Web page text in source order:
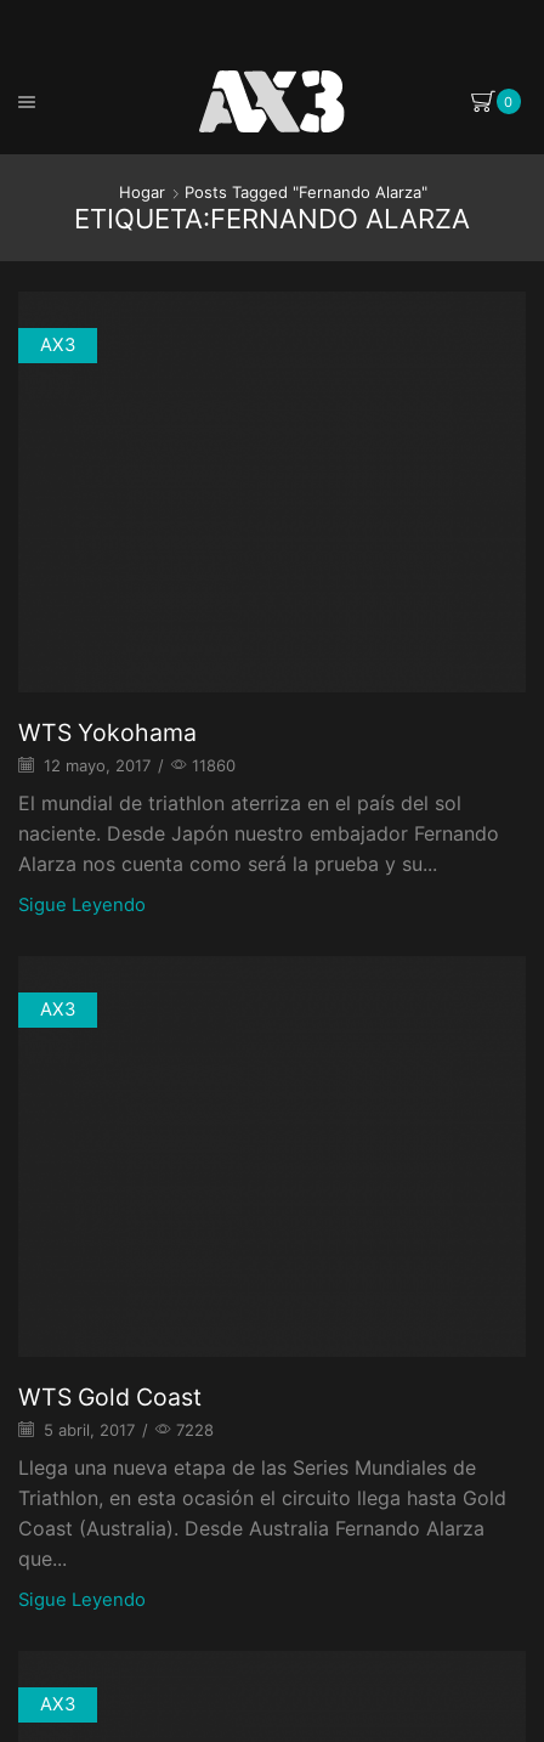
0
Hogar Posts Tagged "fernando Alarza"
ETIQUETA:FERNANDO ALARZA
AX3
WTS Yokohama
12 mayo, 2017 / 11860
El mundial de triathlon aterriza en el país del sol
naciente. Desde Japón nuestro embajador Fernando
Alarza nos cuenta como será la prueba y su...
Sigue Leyendo
AX3
WTS Gold Coast
5 abril, 2017 / 7228
Llega una nueva etapa de las Series Mundiales de
Triathlon, en esta ocasión el circuito llega hasta Gold
Coast (Australia). Desde Australia Fernando Alarza
que...
Sigue Leyendo
AX3